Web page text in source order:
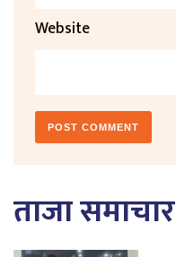
Website
ताजा समाचार